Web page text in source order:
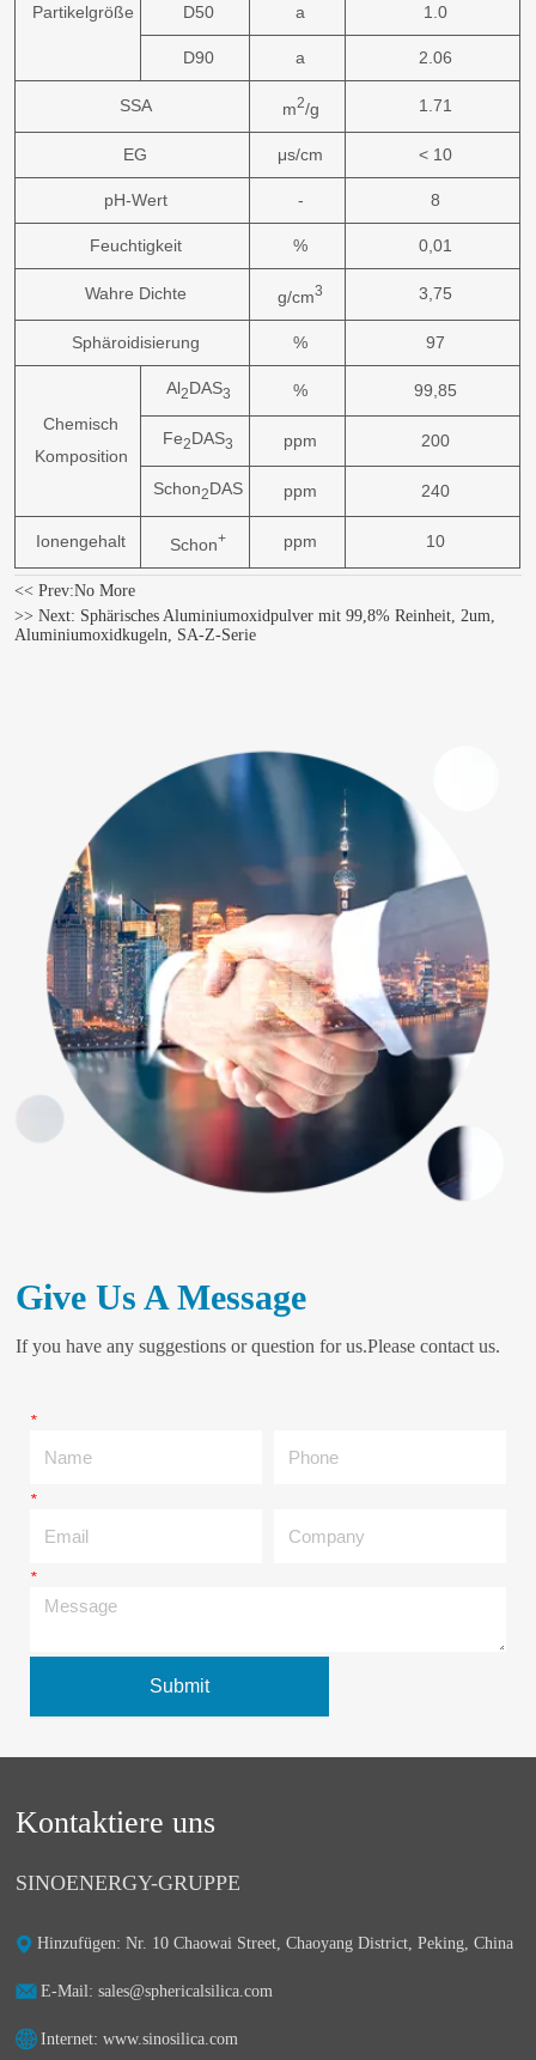
Partikelgröße D50 a 1.0
D90 a 2.06
SSA m2/g 1.71
EG μs/cm < 10
pH-Wert - 8
Feuchtigkeit % 0,01
Wahre Dichte g/cm3 3,75
Sphäroidisierung % 97
Chemisch
Komposition
Al2DAS3 % 99,85
Fe2DAS3 ppm 200
Schon2DAS ppm 240
Ionengehalt Schon+ ppm 10
<< Prev:No More
>> Next: Sphärisches Aluminiumoxidpulver mit 99,8% Reinheit, 2um,
Aluminiumoxidkugeln, SA-Z-Serie
Give Us A Message
If you have any suggestions or question for us.Please contact us.
*Name
*Email
*Message
Submit
Kontaktiere uns
SINOENERGY-GRUPPE
Hinzufügen: Nr. 10 Chaowai Street, Chaoyang District, Peking, China
E-Mail: sales@sphericalsilica.com
Internet: www.sinosilica.com